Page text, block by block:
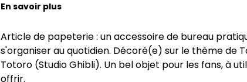
En savoir plus
Article de papeterie : un accessoire de bureau
s'organiser au quotidien. Décoré(e) sur le thème de
Totoro (Studio Ghibli). Un bel objet pour les fans, à
offrir.